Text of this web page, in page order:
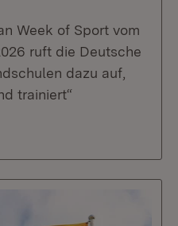
Week of Sport vom
ruft die Deutsche
dazu auf,
trainiert“